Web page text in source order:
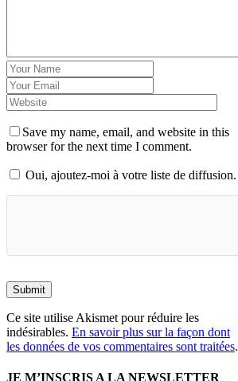
Save my name, email, and website in this
browser for the next time I comment.
Oui, ajoutez-moi à votre liste de diffusion.
Submit
Ce site utilise Akismet pour réduire les
indésirables. En savoir plus sur la façon dont
les données de vos commentaires sont traitées.
JE M’INSCRIS A LA NEWSLETTER